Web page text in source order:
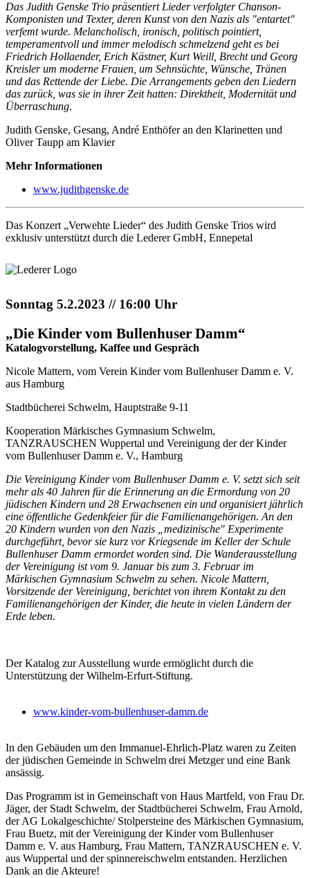
Das Judith Genske Trio präsentiert Lieder verfolgter Chanson-
Komponisten und Texter, deren Kunst von den Nazis als "entartet"
verfemt wurde. Melancholisch, ironisch, politisch pointiert,
temperamentvoll und immer melodisch schmelzend geht es bei
Friedrich Hollaender, Erich Kästner, Kurt Weill, Brecht und Georg
Kreisler um moderne Frauen, um Sehnsüchte, Wünsche, Tränen
und das Rettende der Liebe. Die Arrangements geben den Liedern
das zurück, was sie in ihrer Zeit hatten: Direktheit, Modernität und
Überraschung.
Judith Genske, Gesang, André Enthöfer an den Klarinetten und
Oliver Taupp am Klavier
Mehr Informationen
www.judithgenske.de
Das Konzert „Verwehte Lieder“ des Judith Genske Trios wird
exklusiv unterstützt durch die Lederer GmbH, Ennepetal
Sonntag 5.2.2023 // 16:00 Uhr
„Die Kinder vom Bullenhuser Damm“
Katalogvorstellung, Kaffee und Gespräch
Nicole Mattern, vom Verein Kinder vom Bullenhuser Damm e. V.
aus Hamburg
Stadtbücherei Schwelm, Hauptstraße 9-11
Kooperation Märkisches Gymnasium Schwelm,
TANZRAUSCHEN Wuppertal und Vereinigung der der Kinder
vom Bullenhuser Damm e. V., Hamburg
Die Vereinigung Kinder vom Bullenhuser Damm e. V. setzt sich seit
mehr als 40 Jahren für die Erinnerung an die Ermordung von 20
jüdischen Kindern und 28 Erwachsenen ein und organisiert jährlich
eine öffentliche Gedenkfeier für die Familienangehörigen. An den
20 Kindern wurden von den Nazis „medizinische" Experimente
durchgeführt, bevor sie kurz vor Kriegsende im Keller der Schule
Bullenhuser Damm ermordet worden sind. Die Wanderausstellung
der Vereinigung ist vom 9. Januar bis zum 3. Februar im
Märkischen Gymnasium Schwelm zu sehen. Nicole Mattern,
Vorsitzende der Vereinigung, berichtet von ihrem Kontakt zu den
Familienangehörigen der Kinder, die heute in vielen Ländern der
Erde leben.
Der Katalog zur Ausstellung wurde ermöglicht durch die
Unterstützung der Wilhelm-Erfurt-Stiftung.
www.kinder-vom-bullenhuser-damm.de
In den Gebäuden um den Immanuel-Ehrlich-Platz waren zu Zeiten
der jüdischen Gemeinde in Schwelm drei Metzger und eine Bank
ansässig.
Das Programm ist in Gemeinschaft von Haus Martfeld, von Frau Dr.
Jäger, der Stadt Schwelm, der Stadtbücherei Schwelm, Frau Arnold,
der AG Lokalgeschichte/ Stolpersteine des Märkischen Gymnasium,
Frau Buetz, mit der Vereinigung der Kinder vom Bullenhuser
Damm e. V. aus Hamburg, Frau Mattern, TANZRAUSCHEN e. V.
aus Wuppertal und der spinnereischwelm entstanden. Herzlichen
Dank an die Akteure!